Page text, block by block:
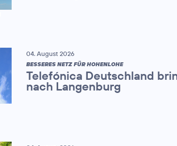
04. August 2026
BESSERES NETZ FÜR HOHENLOHE
Telefónica Deutschland
nach Langenburg